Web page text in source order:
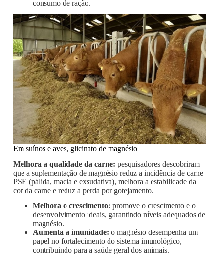
consumo de ração.
Em suínos e aves, glicinato de magnésio
Melhora a qualidade da carne: pesquisadores descobriram
que a suplementação de magnésio reduz a incidência de carne
PSE (pálida, macia e exsudativa), melhora a estabilidade da
cor da carne e reduz a perda por gotejamento.
Melhora o crescimento: promove o crescimento e o
desenvolvimento ideais, garantindo níveis adequados de
magnésio.
Aumenta a imunidade: o magnésio desempenha um
papel no fortalecimento do sistema imunológico,
contribuindo para a saúde geral dos animais.